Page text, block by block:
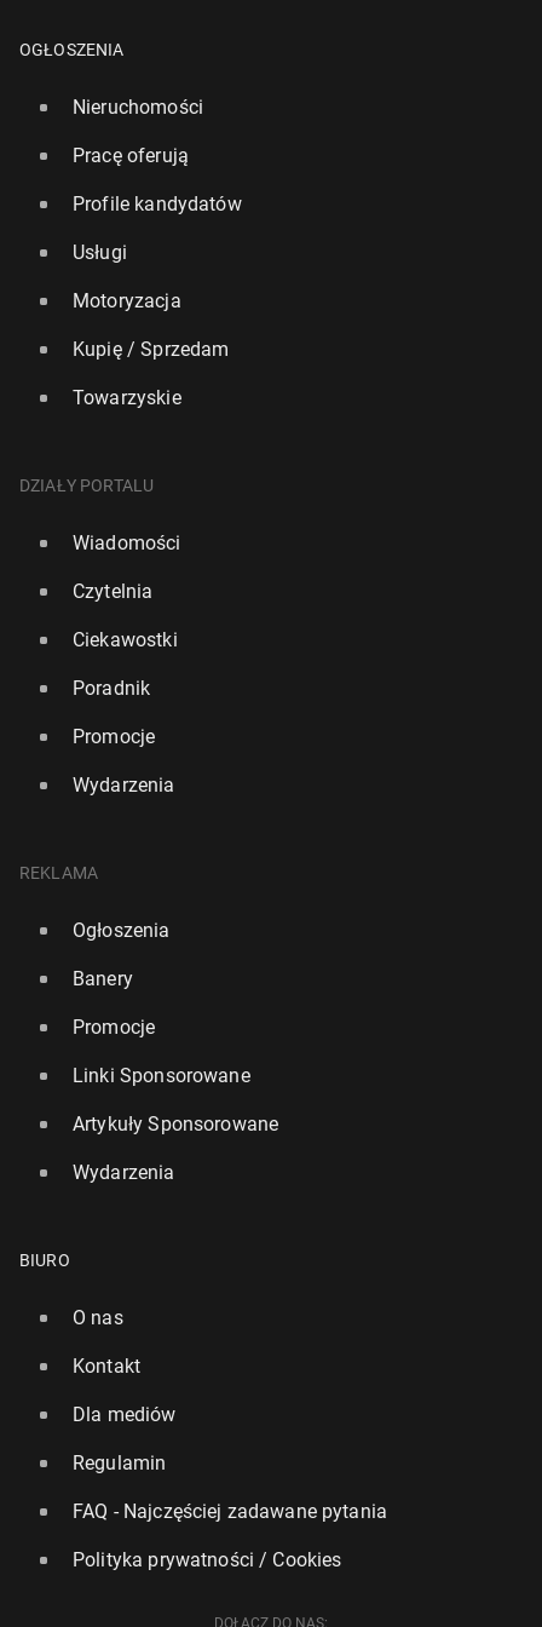
OGŁOSZENIA
Nieruchomości
Pracę oferują
Profile kandydatów
Usługi
Motoryzacja
Kupię / Sprzedam
Towarzyskie
DZIAŁY PORTALU
Wiadomości
Czytelnia
Ciekawostki
Poradnik
Promocje
Wydarzenia
REKLAMA
Ogłoszenia
Banery
Promocje
Linki Sponsorowane
Artykuły Sponsorowane
Wydarzenia
BIURO
O nas
Kontakt
Dla mediów
Regulamin
FAQ - Najczęściej zadawane pytania
Polityka prywatności / Cookies
DOŁĄCZ DO NAS: